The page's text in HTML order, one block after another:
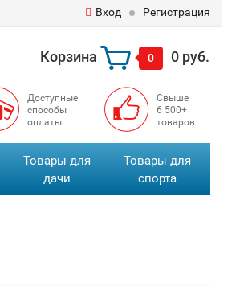
Вход Регистрация
Корзина 0 0 руб.
Доступные
способы
оплаты
Свыше
6 500+
товаров
Товары для
дачи
Товары для
спорта